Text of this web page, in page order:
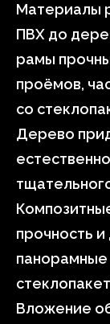
Материалы
ПВХ до
рамы
проёмов,
со
Дерево
прочность
панорамные
Вложение